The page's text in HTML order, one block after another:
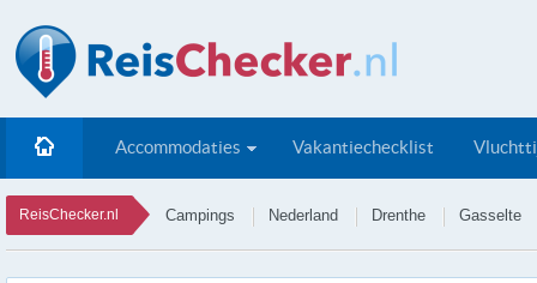
Accommodaties Vakantiechecklist
ReisChecker.nl Campings Nederland Drenthe Gasselte